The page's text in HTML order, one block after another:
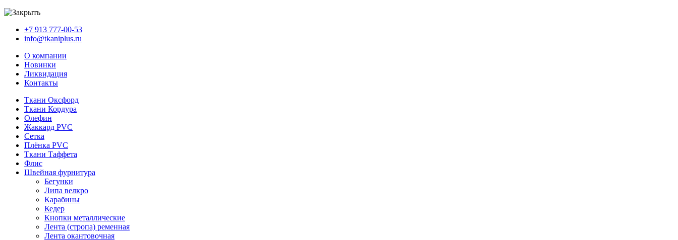
+7 913 777-00-53
info@tkaniplus.ru
О компании
Новинки
Ликвидация
Контакты
Ткани Оксфорд
Ткани Кордура
Олефин
Жаккард PVC
Сетка
Плёнка PVC
Ткани Таффета
Флис
Швейная фурнитура
Бегунки
Липа велкро
Карабины
Кедер
Кнопки металлические
Лента (стропа) ременная
Лента окантовочная